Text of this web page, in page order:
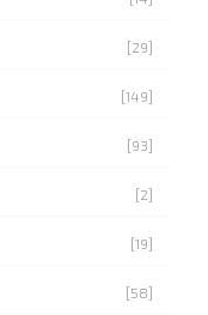
[29]
[149]
[93]
[2]
[19]
[58]